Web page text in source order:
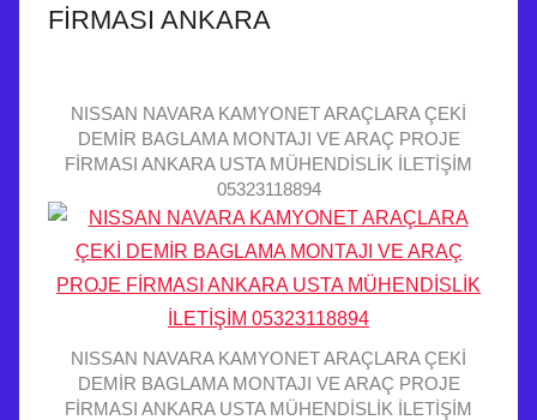
FİRMASI ANKARA
NISSAN NAVARA KAMYONET ARAÇLARA ÇEKİ
DEMİR BAGLAMA MONTAJI VE ARAÇ PROJE
FİRMASI ANKARA USTA MÜHENDİSLİK İLETİŞİM
05323118894
NISSAN NAVARA KAMYONET ARAÇLARA ÇEKİ
DEMİR BAGLAMA MONTAJI VE ARAÇ PROJE
FİRMASI ANKARA USTA MÜHENDİSLİK İLETİŞİM